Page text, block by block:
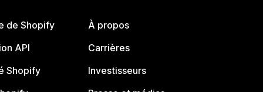
de Shopify
API
Shopify
À propos
Carrières
Investisseurs